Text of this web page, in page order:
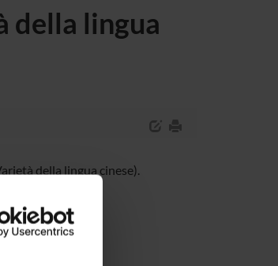
della lingua
della lingua cinese).